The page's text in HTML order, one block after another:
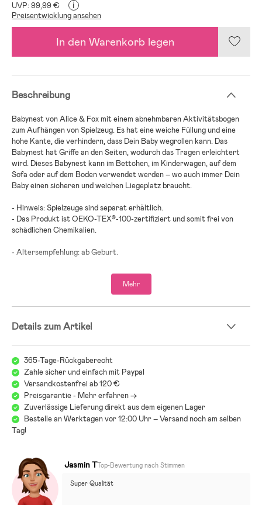
UVP: 99,99 € i
Preisentwicklung ansehen
In den Warenkorb legen
Beschreibung
Babynest von Alice & Fox mit einem abnehmbaren Aktivitätsbogen
zum Aufhängen von Spielzeug. Es hat eine weiche Füllung und eine
hohe Kante, die verhindern, dass Dein Baby wegrollen kann. Das
Babynest hat Griffe an den Seiten, wodurch das Tragen erleichtert
wird. Dieses Babynest kann im Bettchen, im Kinderwagen, auf dem
Sofa oder auf dem Boden verwendet werden – wo auch immer Dein
Baby einen sicheren und weichen Liegeplatz braucht.
- Hinweis: Spielzeuge sind separat erhältlich.
- Das Produkt ist OEKO-TEX®-100-zertifiziert und somit frei von
schädlichen Chemikalien.
- Altersempfehlung: ab Geburt.
- Baumwolle, PP-Kunststoff, Polyester.
Mehr
Details zum Artikel
365-Tage-Rückgaberecht
Zahle sicher und einfach mit Paypal
Versandkostenfrei ab 120 €
Preisgarantie - Mehr erfahren ->
Zuverlässige Lieferung direkt aus dem eigenen Lager
Bestelle an Werktagen vor 12:00 Uhr – Versand noch am selben
Tag!
Jasmin TTop-Bewertung nach Stimmen
Super Qualität